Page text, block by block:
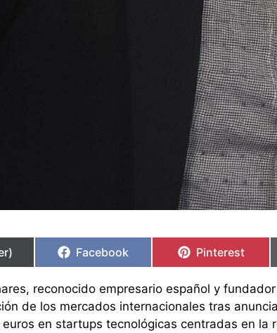
en
Facebook
en
Pinterest
reconocido empresario español y
de los mercados internacionales tras
en startups tecnológicas centradas en la
en
en